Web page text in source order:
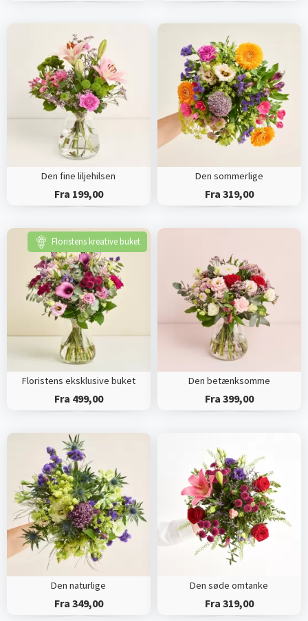
Den fine liljehilsen
Fra 199,00
Den sommerlige
Fra 319,00
Floristens kreative buket
Floristens eksklusive buket
Fra 499,00
Den betænksomme
Fra 399,00
Den naturlige
Fra 349,00
Den søde omtanke
Fra 319,00